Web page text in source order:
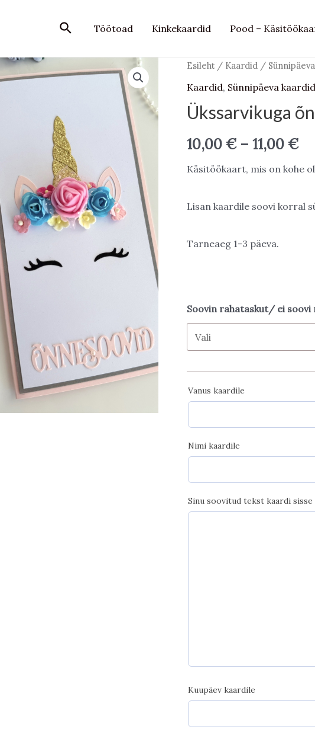
SearchTöötoad Kinkekaardid Pood –
Esileht / Kaardid /
Kaardid, Sünnipäeva
Ükssarvikuga
10,00€ – 11,00€
Käsitöökaart, mis on kohe
Lisan kaardile soovi korral
Tarneaeg 1-3 päeva.
Soovin rahataskut/ ei soovi
Vanus kaardile
Nimi kaardile
Sinu soovitud tekst kaardi sisse
Kuupäev kaardile